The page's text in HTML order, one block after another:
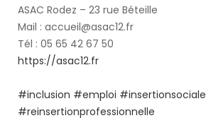
ASAC Rodez – 23 rue Béteille
Mail : accueil@asac12.fr
Tél : 05 65 42 67 50
https://asac12.fr
#inclusion #emploi #insertionsociale
#reinsertionprofessionnelle